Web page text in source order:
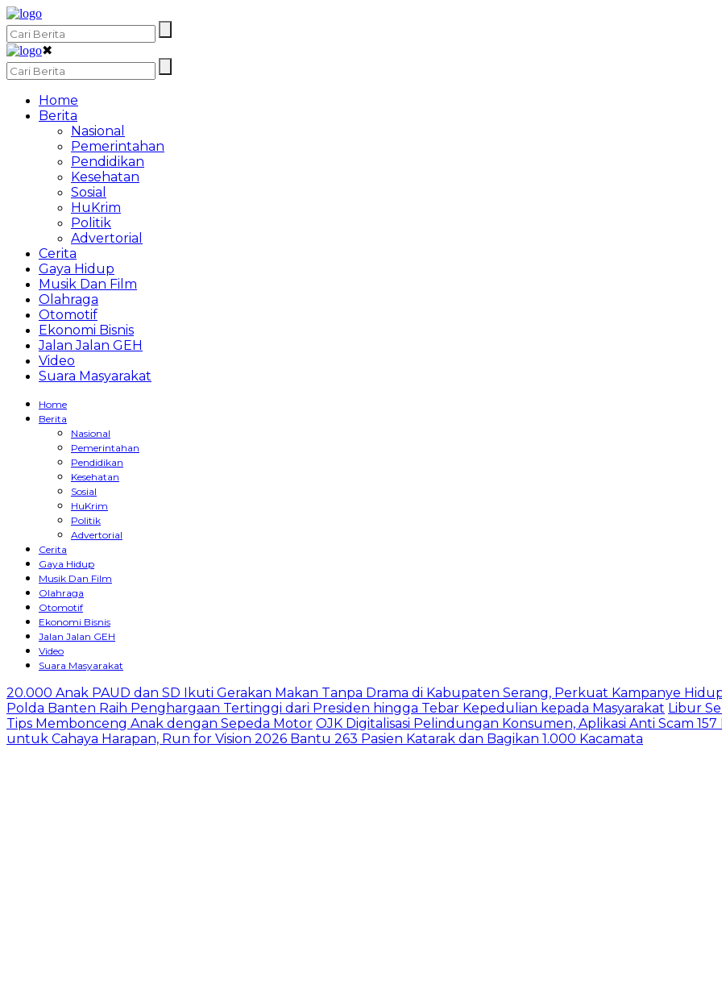
✖
Home
Berita
Nasional
Pemerintahan
Pendidikan
Kesehatan
Sosial
HuKrim
Politik
Advertorial
Cerita
Gaya Hidup
Musik Dan Film
Olahraga
Otomotif
Ekonomi Bisnis
Jalan Jalan GEH
Video
Suara Masyarakat
Home
Berita
Nasional
Pemerintahan
Pendidikan
Kesehatan
Sosial
HuKrim
Politik
Advertorial
Cerita
Gaya Hidup
Musik Dan Film
Olahraga
Otomotif
Ekonomi Bisnis
Jalan Jalan GEH
Video
Suara Masyarakat
20.000 Anak PAUD dan SD Ikuti Gerakan Makan Tanpa Drama di Kabupaten Serang, Perkuat Kampanye
Polda Banten Raih Penghargaan Tertinggi dari Presiden hingga Tebar Kepedulian kepada Masyarakat Libur
Tips Membonceng Anak dengan Sepeda Motor OJK Digitalisasi Pelindungan Konsumen, Aplikasi Anti Scam
untuk Cahaya Harapan, Run for Vision 2026 Bantu 263 Pasien Katarak dan Bagikan 1.000 Kacamata